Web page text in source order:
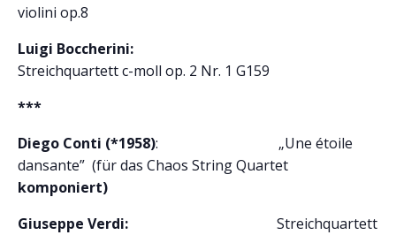
violini op.8
Luigi Boccherini:
Streichquartett c-moll op. 2 Nr. 1 G159
***
Diego Conti (*1958): „Une étoile
dansante” (für das Chaos String Quartet
komponiert)
Giuseppe Verdi: Streichquartett